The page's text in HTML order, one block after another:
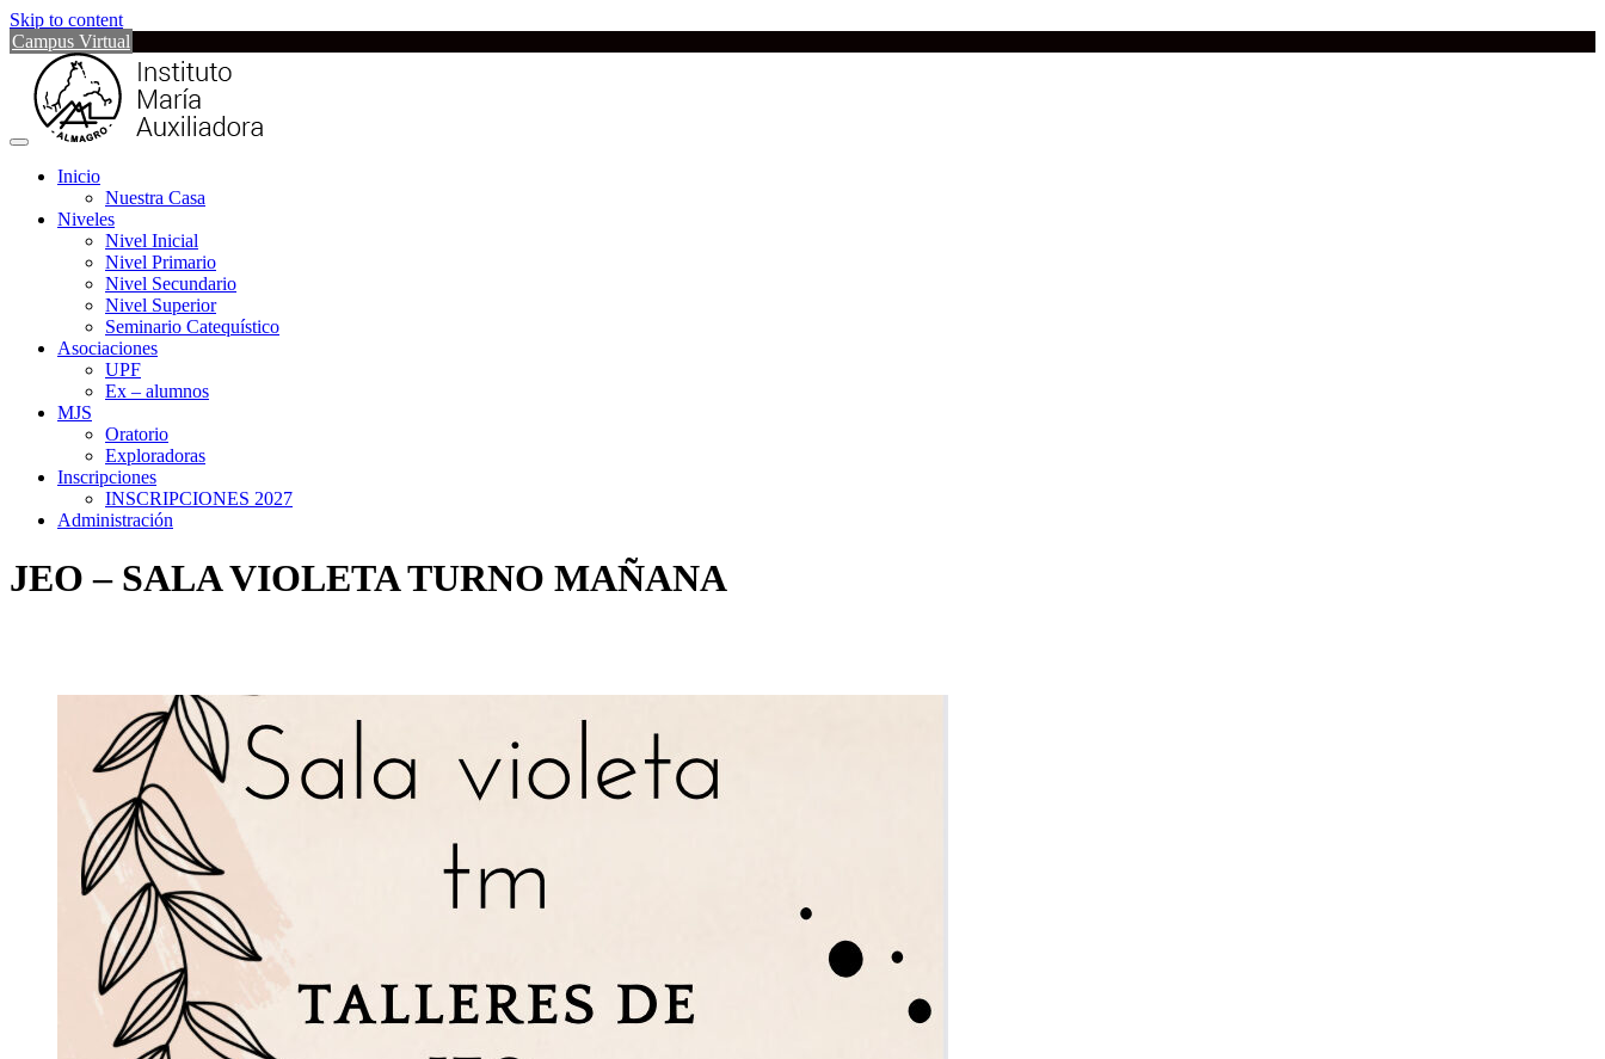
Skip to content
Campus Virtual
Inicio
Nuestra Casa
Niveles
Nivel Inicial
Nivel Primario
Nivel Secundario
Nivel Superior
Seminario Catequístico
Asociaciones
UPF
Ex – alumnos
MJS
Oratorio
Exploradoras
Inscripciones
INSCRIPCIONES 2027
Administración
JEO – SALA VIOLETA TURNO MAÑANA